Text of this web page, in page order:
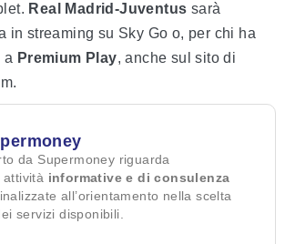
Real Madrid-Juventus sarà
in streaming su Sky Go o, per chi ha
a Premium Play, anche sul sito di
da Supermoney riguarda
attività informative e di consulenza
finalizzate all’orientamento nella scelta
servizi disponibili.